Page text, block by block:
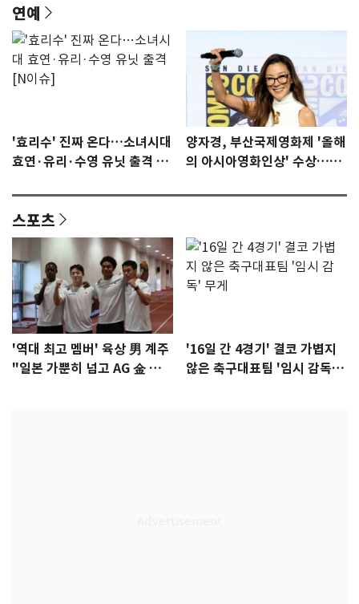
연예
'효리수' 진짜 온다…소녀시대
효연·유리·수영 유닛 출격 [N
양자경, 부산국제영화제 '올해
의 아시아영화인상' 수상…15
스포츠
'역대 최고 멤버' 육상 男 계주
"일본 가뿐히 넘고 AG 金 따겠
'16일 간 4경기' 결코 가볍지
않은 축구대표팀 '임시 감독'